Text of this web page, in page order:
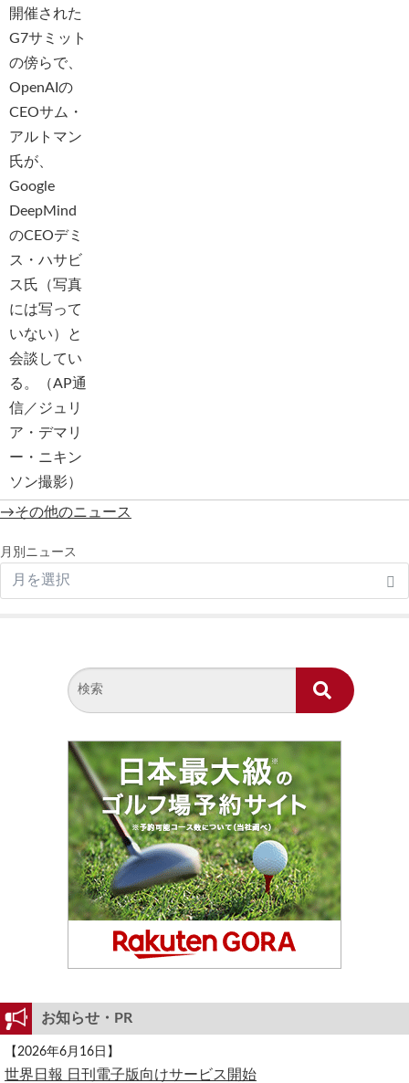
→その他のニュース
月別ニュース
お知らせ・PR
【2026年6月16日】
世界日報 日刊電子版向けサービス開始